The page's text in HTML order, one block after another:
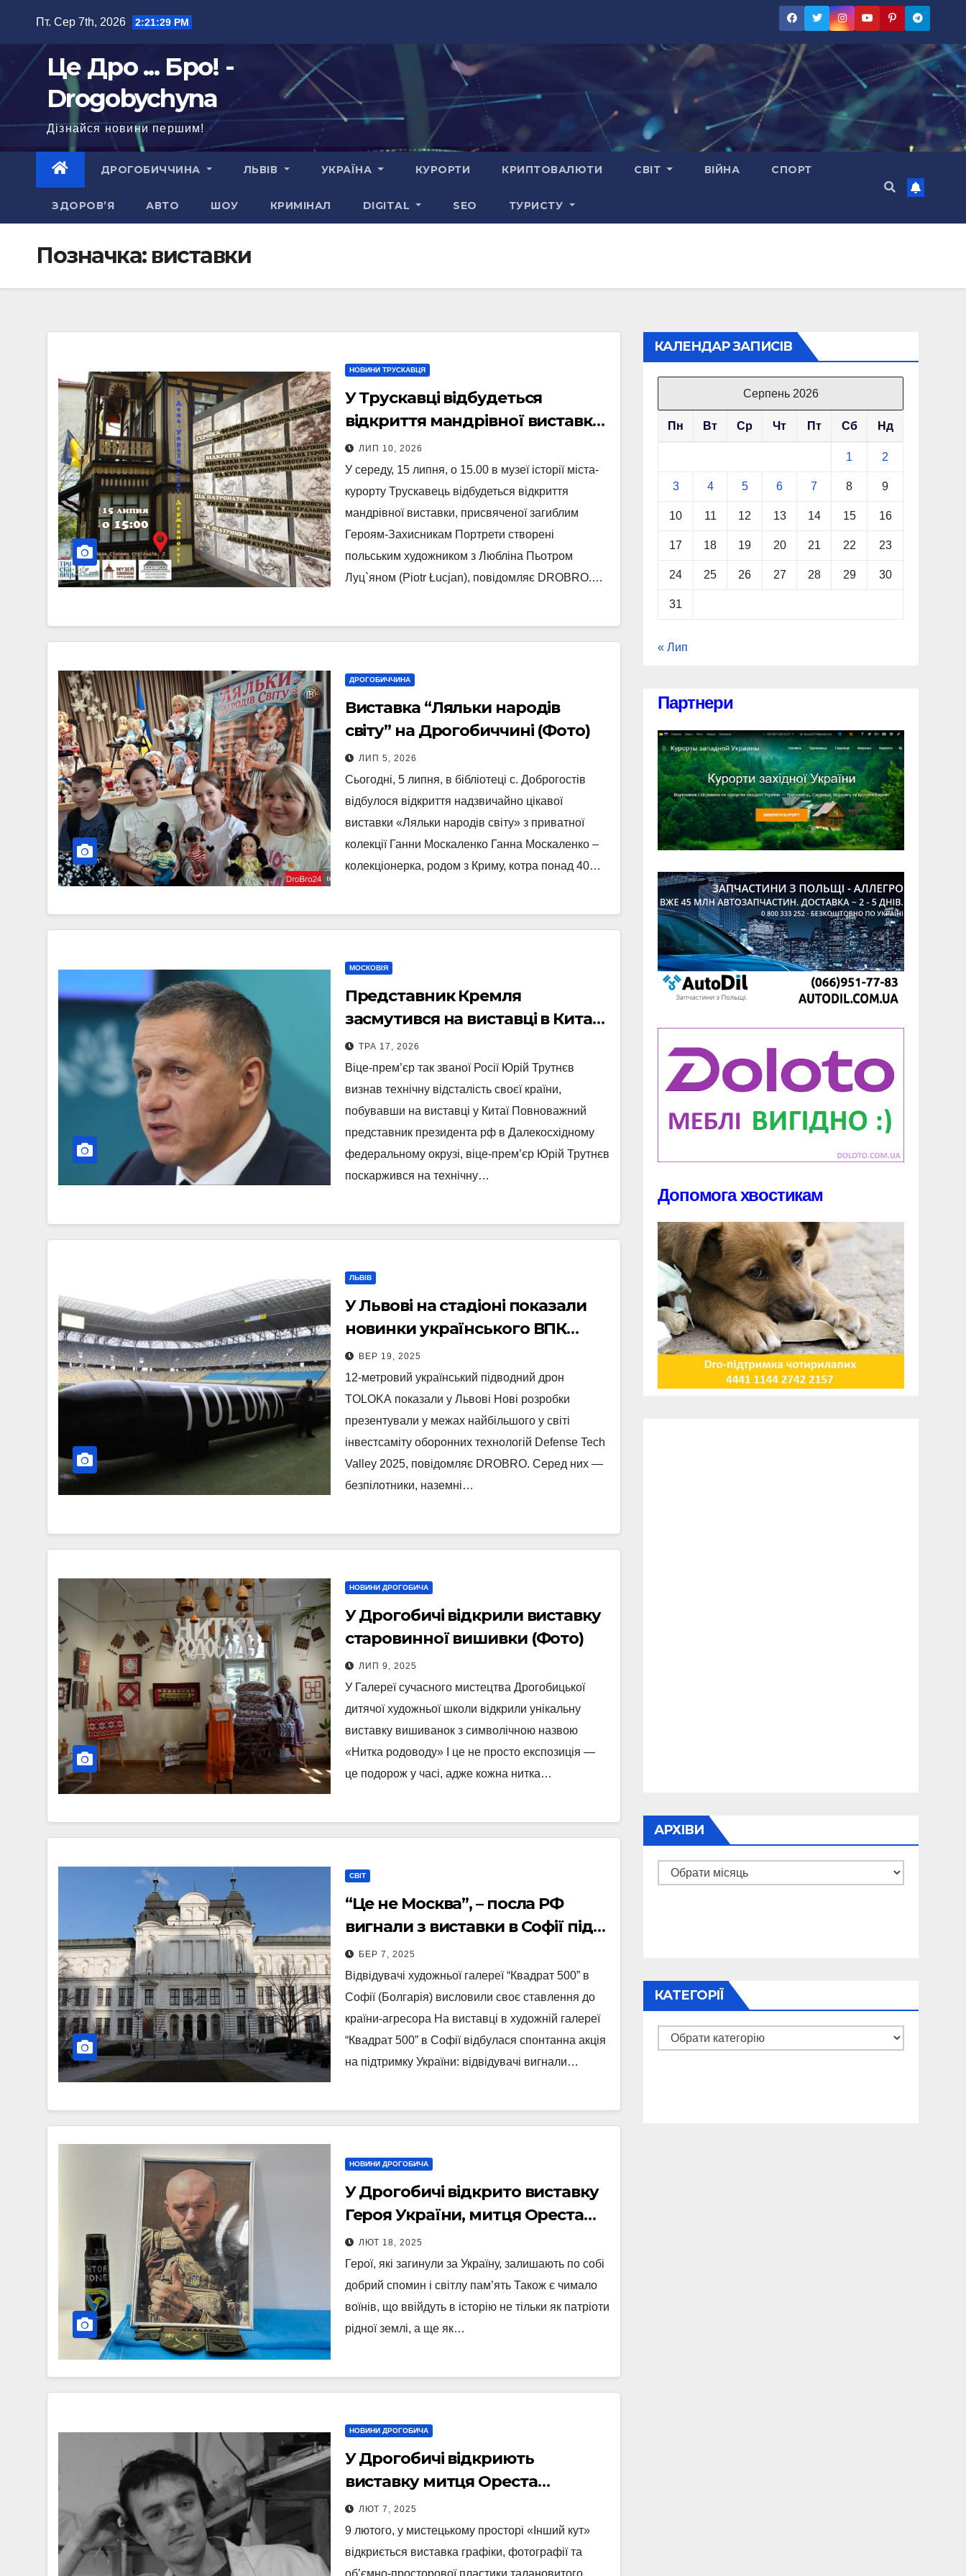
Пт. Сер 7th, 2026 2:21:31 PM
Це Дро ... Бро! -
Drogobychyna
Дізнайся новини першим!
ДРОГОБИЧЧИНА ЛЬВІВ УКРАЇНА КУРОРТИ КРИПТОВАЛЮТИ СВІТ ВІЙНА СПОРТ
ЗДОРОВ’Я АВТО ШОУ КРИМІНАЛ DIGITAL SEO ТУРИСТУ
Позначка: виставки
НОВИНИ ТРУСКАВЦЯ
У Трускавці відбудеться
відкриття мандрівної виставки
портретів загиблих Героїв
ЛИП 10, 2026
У середу, 15 липня, о 15.00 в музеї історії міста-
курорту Трускавець відбудеться відкриття
мандрівної виставки, присвяченої загиблим
Героям-Захисникам Портрети створені
польським художником з Любліна Пьотром
Луц`яном (Piotr Łucjan), повідомляє DROBRO.…
ДРОГОБИЧЧИНА
Виставка “Ляльки народів
світу” на Дрогобиччині (Фото)
ЛИП 5, 2026
Сьогодні, 5 липня, в бібліотеці с. Доброгостів
відбулося відкриття надзвичайно цікавої
виставки «Ляльки народів світу» з приватної
колекції Ганни Москаленко Ганна Москаленко –
колекціонерка, родом з Криму, котра понад 40…
МОСКОВІЯ
Представник Кремля
засмутився на виставці в Китаї:
“У нас – мед та краби, у них –
дрони та роботи”
ТРА 17, 2026
Віце-прем’єр так званої Росії Юрій Трутнєв
визнав технічну відсталість своєї країни,
побувавши на виставці у Китаї Повноважний
представник президента рф в Далекосхідному
федеральному окрузі, віце-прем’єр Юрій Трутнєв
поскаржився на технічну…
ЛЬВІВ
У Львові на стадіоні показали
новинки українського ВПК
(Фото)
ВЕР 19, 2025
12-метровий український підводний дрон
TOLOKА показали у Львові Нові розробки
презентували у межах найбільшого у світі
інвестсаміту оборонних технологій Defense Tech
Valley 2025, повідомляє DROBRO. Серед них —
безпілотники, наземні…
НОВИНИ ДРОГОБИЧА
У Дрогобичі відкрили виставку
старовинної вишивки (Фото)
ЛИП 9, 2025
У Галереї сучасного мистецтва Дрогобицької
дитячої художньої школи відкрили унікальну
виставку вишиванок з символічною назвою
«Нитка родоводу» І це не просто експозиція —
це подорож у часі, адже кожна нитка…
СВІТ
“Це не Москва”, – посла РФ
вигнали з виставки в Софії під
викрики “Вбивця!” (Відео)
БЕР 7, 2025
Відвідувачі художньої галереї “Квадрат 500” в
Софії (Болгарія) висловили своє ставлення до
країни-агресора На виставці в художній галереї
“Квадрат 500” в Софії відбулася спонтанна акція
на підтримку України: відвідувачі вигнали…
НОВИНИ ДРОГОБИЧА
У Дрогобичі відкрито виставку
Героя України, митця Ореста
Кравчука (Фото)
ЛЮТ 18, 2025
Герої, які загинули за Україну, залишають по собі
добрий спомин і світлу пам’ять Також є чимало
воїнів, що ввійдуть в історію не тільки як патріоти
рідної землі, а ще як…
НОВИНИ ДРОГОБИЧА
У Дрогобичі відкриють
виставку митця Ореста
Кравчука, який загинув
захищаючи Україну
ЛЮТ 7, 2025
9 лютого, у мистецькому просторі «Інший кут»
відкриється виставка графіки, фотографії та
об’ємно-просторової пластики талановитого
КАЛЕНДАР ЗАПИСІВ
Серпень 2026
Пн Вт Ср Чт Пт Сб Нд
1 2
3 4 5 6 7 8 9
10 11 12 13 14 15 16
17 18 19 20 21 22 23
24 25 26 27 28 29 30
31
« Лип
Партнери
Допомога хвостикам
АРХІВИ
Архіви
КАТЕГОРІЇ
Категорії